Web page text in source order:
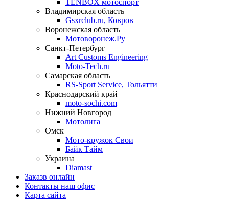
Владимирская область
Gsxrclub.ru, Ковров
Воронежская область
Мотоворонеж.Ру
Санкт-Петербург
Art Customs Engineering
Moto-Tech.ru
Самарская область
RS-Sport Service, Тольятти
Краснодарский край
moto-sochi.com
Нижний Новгород
Мотолига
Омск
Мото-кружок Свои
Байк Тайм
Украина
Diamast
Заказв онлайн
Контакты наш офис
Карта сайта